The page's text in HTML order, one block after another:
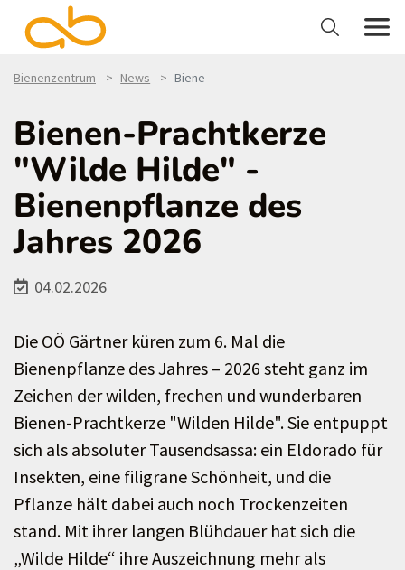
Bienenzentrum News Biene
Bienen-Prachtkerze
"Wilde Hilde" -
Bienenpflanze des
Jahres 2026
04.02.2026
Die OÖ Gärtner küren zum 6. Mal die
Bienenpflanze des Jahres – 2026 steht ganz im
Zeichen der wilden, frechen und wunderbaren
Bienen-Prachtkerze "Wilden Hilde". Sie entpuppt
sich als absoluter Tausendsassa: ein Eldorado für
Insekten, eine filigrane Schönheit, und die
Pflanze hält dabei auch noch Trockenzeiten
stand. Mit ihrer langen Blühdauer hat sich die
„Wilde Hilde“ ihre Auszeichnung mehr als